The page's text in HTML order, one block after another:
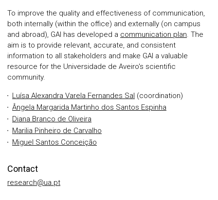
To improve the quality and effectiveness of communication,
both internally (within the office) and externally (on campus
and abroad), GAI has developed a communication plan. The
aim is to provide relevant, accurate, and consistent
information to all stakeholders and make GAI a valuable
resource for the Universidade de Aveiro's scientific
community.
Luísa Alexandra Varela Fernandes Sal (coordination)
Ângela Margarida Martinho dos Santos Espinha
Diana Branco de Oliveira
Marilia Pinheiro de Carvalho
Miguel Santos Conceição
Contact
research@ua.pt